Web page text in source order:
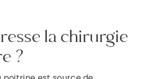
la chirurgie
?